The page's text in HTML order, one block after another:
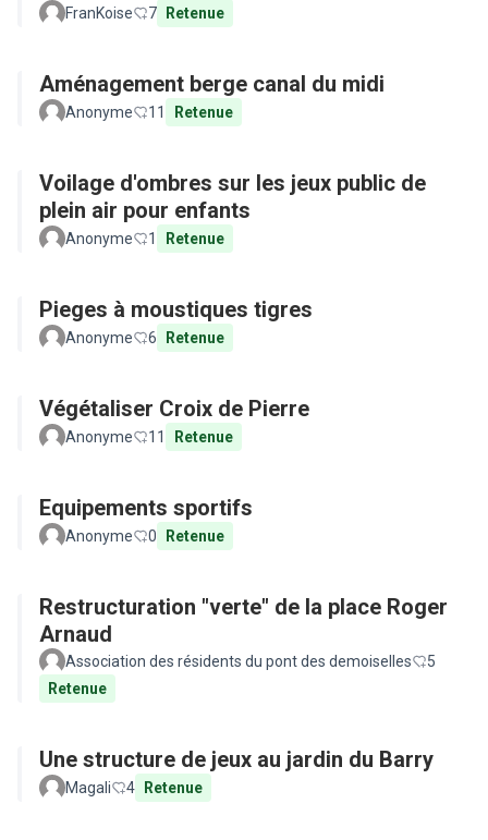
FranKoise 7 Retenue
Aménagement berge canal du midi
Anonyme 11 Retenue
Voilage d'ombres sur les jeux public de
plein air pour enfants
Anonyme 1 Retenue
Pieges à moustiques tigres
Anonyme 6 Retenue
Végétaliser Croix de Pierre
Anonyme 11 Retenue
Equipements sportifs
Anonyme 0 Retenue
Restructuration "verte" de la place Roger
Arnaud
Association des résidents du pont des demoiselles
5
Retenue
Une structure de jeux au jardin du Barry
Magali 4 Retenue